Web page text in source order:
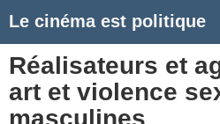
Le cinéma est politique
Réalisateurs et
art et violence
masculines